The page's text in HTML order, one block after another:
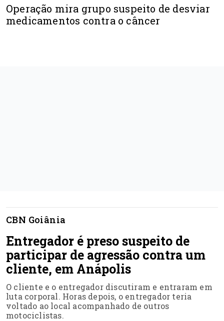
Operação mira grupo suspeito de desviar
medicamentos contra o câncer
CBN Goiânia
Entregador é preso suspeito de
participar de agressão contra um
cliente, em Anápolis
O cliente e o entregador discutiram e entraram em
luta corporal. Horas depois, o entregador teria
voltado ao local acompanhado de outros
motociclistas.